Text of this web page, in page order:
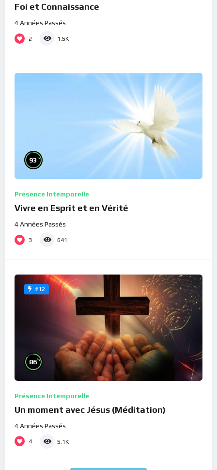
Foi et Connaissance
4 Années Passés
2 1.5K
93%
Présence Intemporelle
Vivre en Esprit et en Vérité
4 Années Passés
3 641
#12
86%
Présence Intemporelle
Un moment avec Jésus (Méditation)
4 Années Passés
4 5.1K